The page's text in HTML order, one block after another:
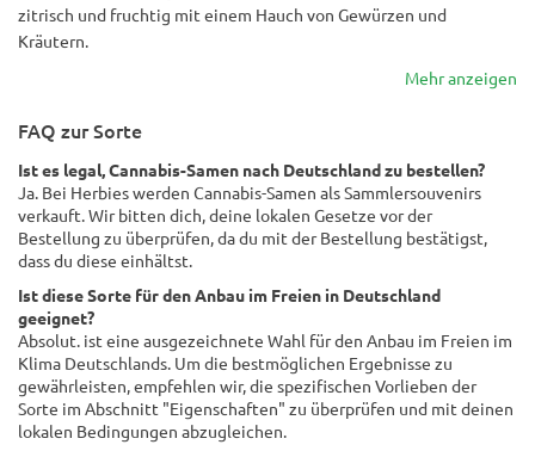
zitrisch und fruchtig mit einem Hauch von Gewürzen und
Kräutern.
Mehr anzeigen
FAQ zur Sorte
Ist es legal, Cannabis-Samen nach Deutschland zu bestellen?
Ja. Bei Herbies werden Cannabis-Samen als Sammlersouvenirs
verkauft. Wir bitten dich, deine lokalen Gesetze vor der
Bestellung zu überprüfen, da du mit der Bestellung bestätigst,
dass du diese einhältst.
Ist diese Sorte für den Anbau im Freien in Deutschland
geeignet?
Absolut. ist eine ausgezeichnete Wahl für den Anbau im Freien im
Klima Deutschlands. Um die bestmöglichen Ergebnisse zu
gewährleisten, empfehlen wir, die spezifischen Vorlieben der
Sorte im Abschnitt "Eigenschaften" zu überprüfen und mit deinen
lokalen Bedingungen abzugleichen.